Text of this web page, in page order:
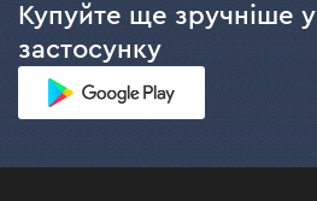
Купуйте ще зручніше у
застосунку